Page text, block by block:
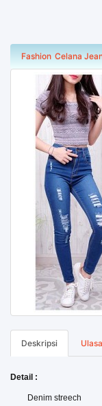
Fashion Celana
Deskripsi
Detail :
Denim streech